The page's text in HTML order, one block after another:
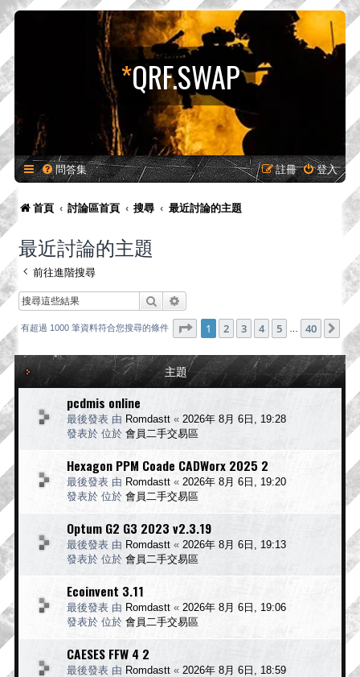
*QRF.SWAP
問答集 登入
註冊
首頁 討論區首頁 搜尋 最近討論的主題
最近討論的主題
前往進階搜尋
搜尋
有超過 1000 筆資料符合您搜尋的條件 第 1 頁 (共40 頁)
1 2 3 4 5 40 下
主題
pcdmis online
最後發表 由 Romdastt « 2026年 8月 6日, 19:28
發表於 位於 會員二手交易區
Hexagon PPM Coade CADWorx 2025 2
最後發表 由 Romdastt « 2026年 8月 6日, 19:20
發表於 位於 會員二手交易區
Optum G2 G3 2023 v2.3.19
最後發表 由 Romdastt « 2026年 8月 6日, 19:13
發表於 位於 會員二手交易區
Ecoinvent 3.11
最後發表 由 Romdastt « 2026年 8月 6日, 19:06
發表於 位於 會員二手交易區
CAESES FFW 4 2
最後發表 由 Romdastt « 2026年 8月 6日, 18:59